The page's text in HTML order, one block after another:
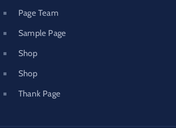
Page Team
Sample Page
Shop
Shop
Thank Page